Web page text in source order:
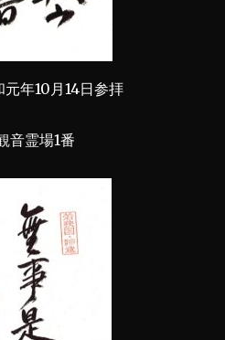
年10月14日参拝
音霊場1番